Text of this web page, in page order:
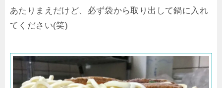
あたりまえだけど、必ず袋から取り出して鍋に入れ
てください(笑)